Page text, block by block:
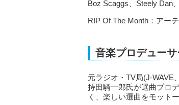
Boz Scaggs、Steely Dan
RIP Of The Month：アー
音楽プロデュー
元ラジオ・TV局(J-WAVE
持田騎一郎氏が選曲プロ
く、楽しい選曲をモット